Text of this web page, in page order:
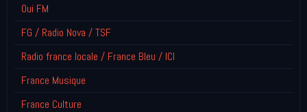
Oui FM
FG / Radio Nova / TSF
Radio france locale / France Bleu / ICI
France Musique
France Culture